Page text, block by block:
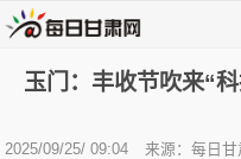
玉门：丰收节吹来“
2025/09/25/ 09:04 来源：每日甘